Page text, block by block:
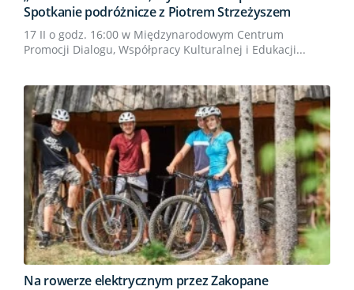
Spotkanie podróżnicze z Piotrem Strzeżyszem
17 II o godz. 16:00 w Międzynarodowym Centrum
Promocji Dialogu, Współpracy Kulturalnej i Edukacji...
Na rowerze elektrycznym przez Zakopane